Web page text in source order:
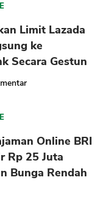
Limit Lazada
ke
Secara Gestun
Online BRI
Rp 25 Juta
Bunga Rendah